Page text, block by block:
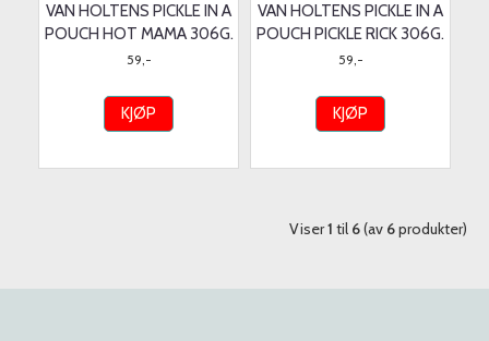
VAN HOLTENS PICKLE IN A
POUCH HOT MAMA 306G.
59,-
KJØP
VAN HOLTENS PICKLE IN A
POUCH PICKLE RICK 306G.
59,-
KJØP
Viser1 til 6(av 6produkter)